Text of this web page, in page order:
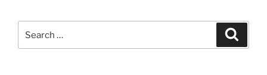
for: